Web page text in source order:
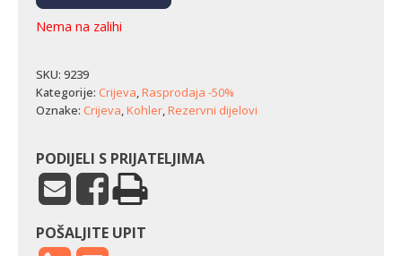
Nema na zalihi
SKU: 9239
Kategorije: Crijeva,Rasprodaja -50%
Oznake: Crijeva,Kohler,Rezervni dijelovi
PODIJELI S PRIJATELJIMA
POŠALJITE UPIT